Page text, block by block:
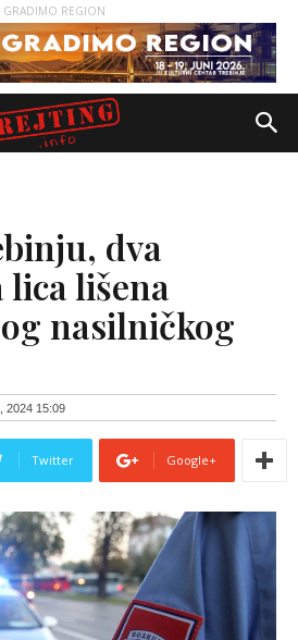
GRADIMO REGION
dva
lišena
nasilničkog
2024 15:09
Twitter Google+